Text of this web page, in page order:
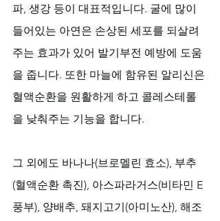
파, 생강 등이 대표적입니다. 굴에 많이
들어있는 아연은 손상된 세포를 되살려
주는 효과가 있어 발기부전 예방에 도움
을 줍니다. 또한 마늘에 함유된 알리신은
혈액순환을 원활하게 하고 콜레스테롤
을 낮춰주는 기능을 합니다.
그 외에도 바나나(브로멜린 효소), 부추
(혈액순환 촉진), 아스파라거스(비타민 E
풍부), 양배추, 돼지고기(아미노산), 해조